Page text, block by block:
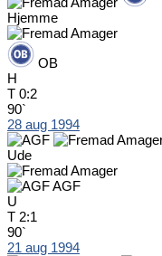
Hjemme
OB
H
T 0:2
90`
28 aug 1994
Ude
AGF
U
T 2:1
90`
21 aug 1994